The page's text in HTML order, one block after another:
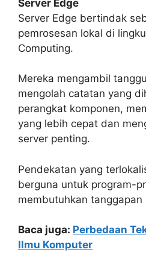
Server Edge
Server Edge bertindak
pemrosesan lokal di
Computing.
Mereka mengambil
mengolah catatan yang
perangkat komponen,
yang lebih cepat dan
server penting.
Pendekatan yang
berguna untuk program-
membutuhkan
Baca juga: Perbedaan
Ilmu Komputer